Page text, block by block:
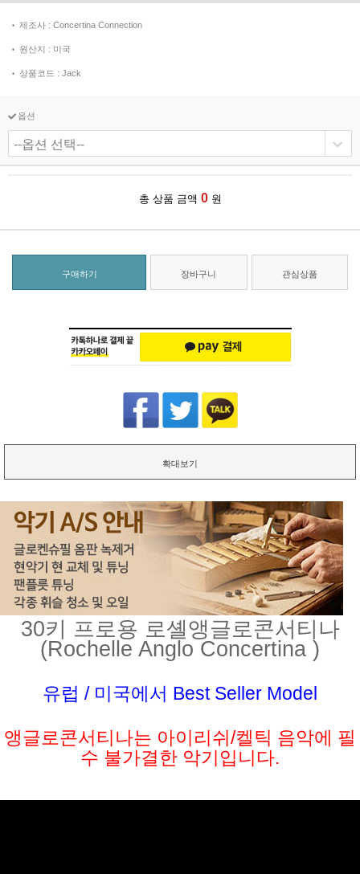
제조사 : Concertina Connection
원산지 : 미국
상품코드 : Jack
옵션
총 상품 금액 0 원
구매하기 장바구니 관심상품
확대보기
30키 프로용 로셸앵글로콘서티나
(Rochelle Anglo Concertina )
유럽 / 미국에서 Best Seller Model
앵글로콘서티나는 아이리쉬/켈틱 음악에 필
수 불가결한 악기입니다.